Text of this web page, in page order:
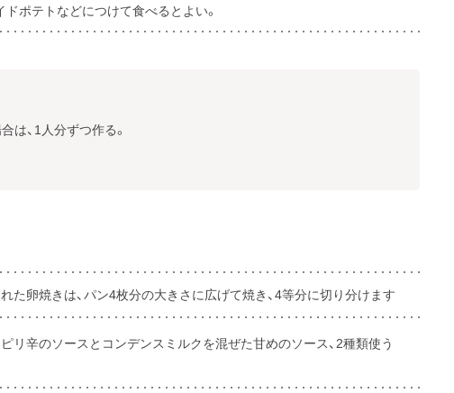
テトなどにつけて食べるとよい。
は、1人分ずつ作る。
た卵焼きは、パン4枚分の大きさに広げて焼き、4等分に切り分けます
リ辛のソースとコンデンスミルクを混ぜた甘めのソース、2種類使う